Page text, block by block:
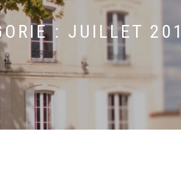
: JUILLET